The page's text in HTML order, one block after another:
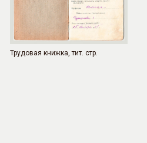
Трудовая книжка, тит. стр.